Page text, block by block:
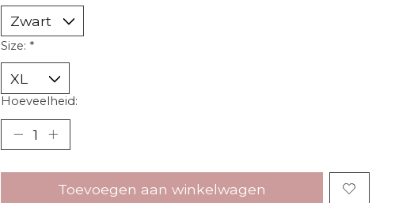
Size: *
Hoeveelheid:
Toevoegen aan winkelwagen